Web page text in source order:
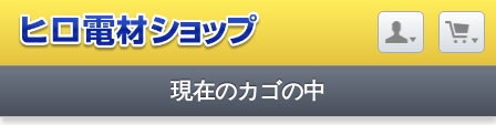
現在のカゴの中